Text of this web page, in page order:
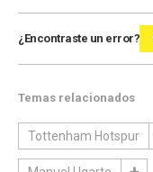
¿Encontraste un error?
Temas relacionados
Tottenham Hotspur